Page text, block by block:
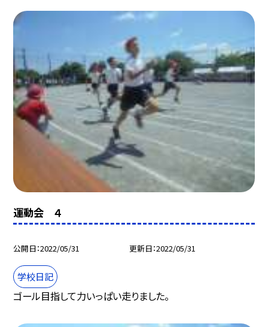
運動会 ４
公開日 2022/05/31 更新日 2022/05/31
学校日記
ゴール目指して力いっぱい走りました。